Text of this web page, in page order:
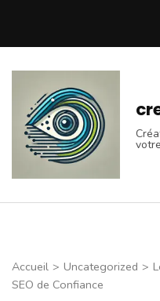
(Pressez
Entrée)
Accueil > Uncategorized >
SEO de Confiance